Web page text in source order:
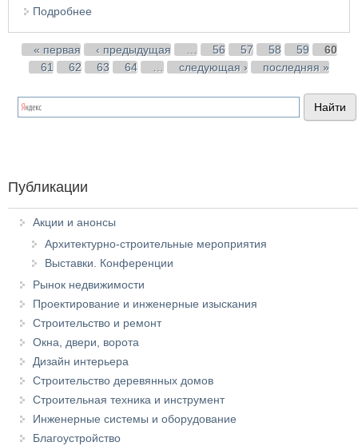
Подробнее
Страницы
« первая ‹ предыдущая 56 57 58 59
60
61
62 63 64 следующая › последняя »
Публикации
Акции и анонсы
Архитектурно-строительные мероприятия
Выставки. Конференции
Рынок недвижимости
Проектирование и инженерные изыскания
Строительство и ремонт
Окна, двери, ворота
Дизайн интерьера
Строительство деревянных домов
Строительная техника и инструмент
Инженерные системы и оборудование
Благоустройство